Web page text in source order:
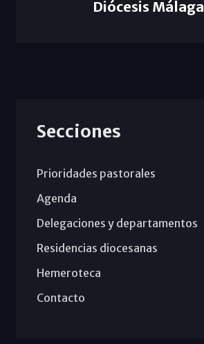
Diócesis Málaga
Secciones
Prioridades pastorales
Agenda
Delegaciones y departamentos
Residencias diocesanas
Hemeroteca
Contacto